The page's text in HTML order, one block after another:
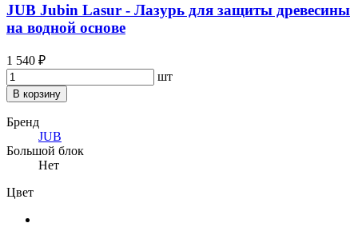
JUB Jubin Lasur - Лазурь для защиты древесины
на водной основе
1 540 ₽
шт
В корзину
Бренд
JUB
Большой блок
Нет
Цвет